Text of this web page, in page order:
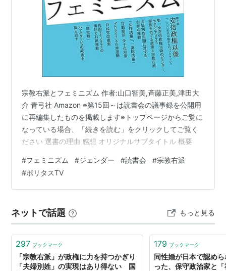
宗教右派とフェミニズム 作者:山口智美,斉藤正美,津田大
介 青弓社 Amazon ※第15回～は読書会の議事録を公開用
に再編集したものを掲載します※トップページからご覧に
なっている場合、「続きを読む」をクリックしてご覧く
ださい 選書の理由 感想 オリジナルサブタイトル 概要
#フェミニズム #ジェンダー #読書会 #宗教右派
#ポリタスTV
ネットで話題 もっと見る
297 ブックマーク
「宗教右派」が政権に力を持つかぎり
「夫婦別姓」の実現はあり得ない 国
179 ブックマーク
同性婚が日本で認め
った、保守政治家と